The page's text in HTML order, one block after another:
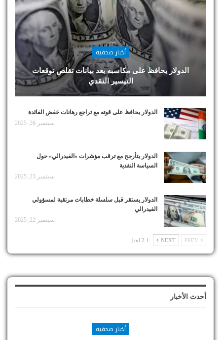
أخبار صحفية
الدولار يحافظ على مكاسبه بعد بيانات تقلص توقعات
التيسير النقدي
الدولار يحافظ على قوته مع تراجع رهانات خفض الفائدة
سبتمبر 26, 2025
الدولار يتأرجح مع ترقب مؤشرات «الفيدرالي» حول
السياسة النقدية
سبتمبر 23, 2025
الدولار يستقر قبل سلسلة خطابات مرتقبة لمسؤولي
الفيدرالي
سبتمبر 22, 2025
NEXT
1 od 2 |
أحدث الأخبار
أخبار صحفية